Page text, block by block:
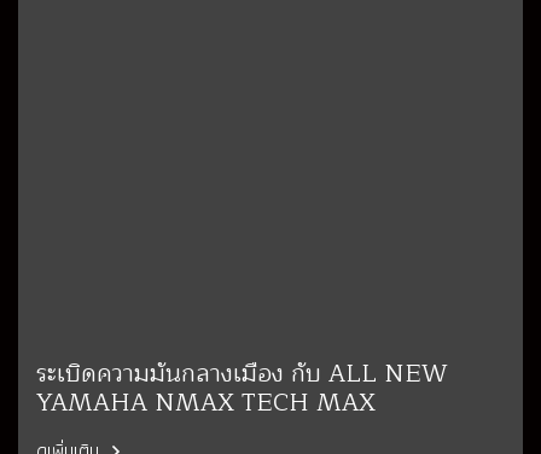
ระเบิดความมันกลางเมือง กับ ALL NEW
YAMAHA NMAX TECH MAX